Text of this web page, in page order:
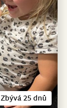
Zbývá 25 dnů